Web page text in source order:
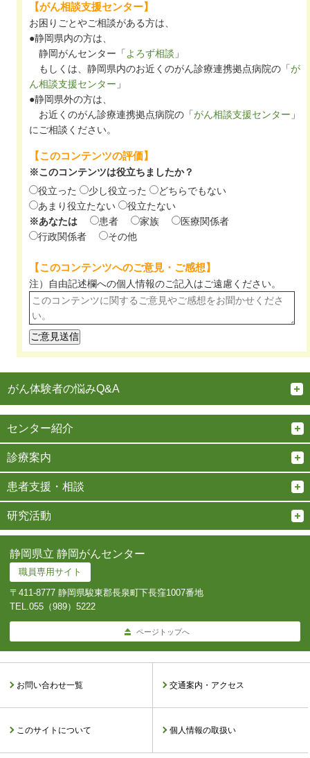
【がん相談支援センター】
お困りごとやご相談がある方は、
●静岡県内の方は、
静岡がんセンター「 よろず相談 」
もしくは、静岡県内のお近くのがん診療連携拠点病院の「が
ん相談支援センター 」
●静岡県外の方は、
お近くのがん診療連携拠点病院の「がん相談支援センター 」
にご相談ください。
【このコンテンツの評価】
※このコンテンツは役立ちましたか？
役立った
少し役立った
どちらでもない
あまり役立たない
役立たない
※あなたは
患者 家族
医療関係者
行政関係者
その他
【このコンテンツへのご意見・ご感想】
注）自由記述欄への個人情報のご記入はご遠慮ください。
がん体験者の悩みQ&A
センター紹介
診療案内
患者支援・相談
研究活動
静岡県立 静岡がんセンター
職員専用サイト
〒411-8777 静岡県駿東郡長泉町下長窪1007番地
TEL.055（989）5222
ページトップへ
お問い合わせ一覧 交通案内・アクセス
このサイトについて 個人情報の取扱い